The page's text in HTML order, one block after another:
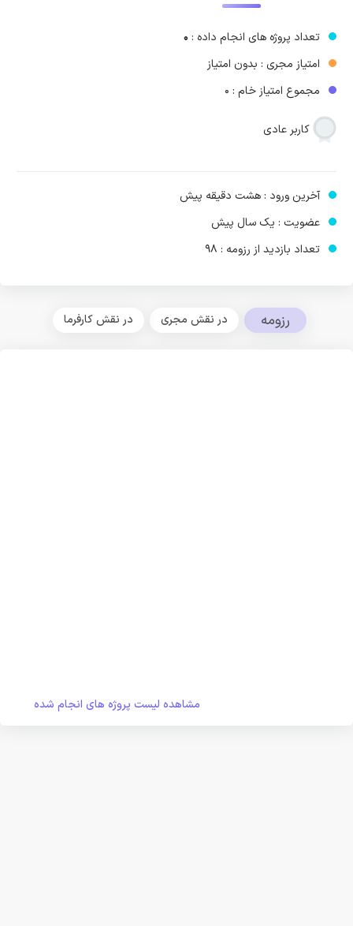
تعداد پروژه های انجام داده : 0
امتیاز مجری : بدون امتیاز
مجموع امتیاز خام : 0
کاربر عادی
آخرین ورود : هشت دقیقه پیش
عضویت : یک سال پیش
تعداد بازدید از رزومه : 98
رزومه در نقش مجری در نقش کارفرما
مشاهده لیست پروژه های انجام شده